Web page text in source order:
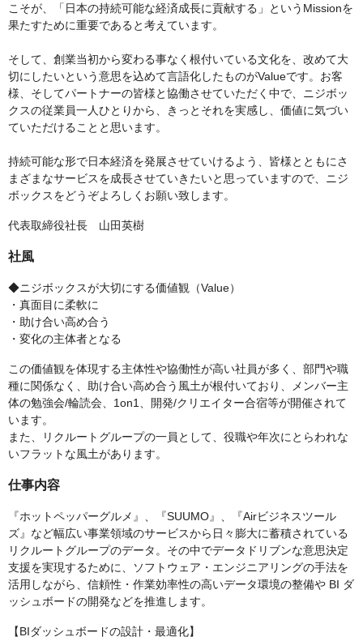
こそが、「日本の持続可能な経済成長に貢献する」というMissionを
果たすために重要であると考えています。
そして、創業当初から変わる事なく根付いている文化を、改めて大
切にしたいという意思を込めて言語化したものがValueです。お客
様、そしてパートナーの皆様と協働させていただく中で、ニジボッ
クスの従業員一人ひとりから、きっとそれを実感し、価値に気づい
ていただけることと思います。
持続可能な形で日本経済を発展させていけるよう、皆様とともにさ
まざまなサービスを成長させていきたいと思っていますので、ニジ
ボックスをどうぞよろしくお願い致します。
代表取締役社長 山田英樹
社風
◆ニジボックスが大切にする価値観（Value）
・真面目に柔軟に
・助け合い高め合う
・変化の主体者となる
この価値観を体現する主体性や協働性が高い社員が多く、部門や職
種に関係なく、助け合い高め合う風土が根付いており、メンバー主
体の勉強会/輪読会、1on1、開発/クリエイター合宿等が開催されて
います。
また、リクルートグループの一員として、役職や年次にとらわれな
いフラットな風土があります。
仕事内容
『ホットペッパーグルメ』、『SUUMO』、『Airビジネスツール
ズ』など幅広い事業領域のサービスから日々膨大に蓄積されている
リクルートグループのデータ。その中でデータドリブンな意思決定
支援を実現するために、ソフトウェア・エンジニアリングの手法を
活用しながら、信頼性・作業効率性の高いデータ環境の整備や BI ダ
ッシュボードの開発などを推進します。
【BIダッシュボードの設計・最適化】